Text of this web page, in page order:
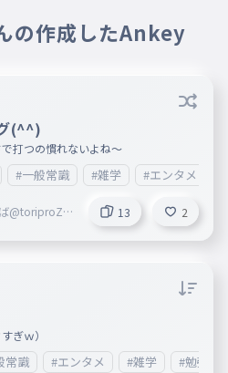
の作成したAnkey
(^^)
打つの慣れないよね〜
#一般常識 #雑学 #エンタメ
@toriproZβ
13 2
ぎｗ）
常識 #エンタメ #雑学 #勉強